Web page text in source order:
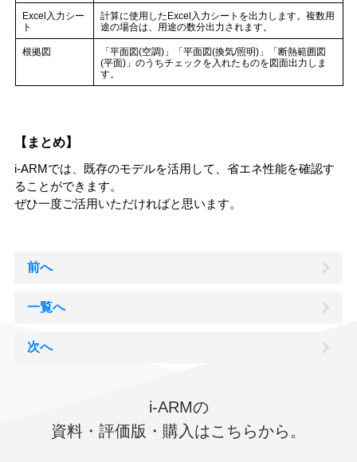
Excel入力シー
ト
計算に使用したExcel入力シートを出力します。複数用
途の場合は、用途の数分出力されます。
根拠図
「平面図(空調)」「平面図(換気/照明)」「断熱範囲図
(平面)」のうちチェックを入れたものを 図面出力し ま
す。
【まとめ】
i-ARMでは、既存のモデルを活用して、省エネ性能を確認す
ることができます。
ぜひ一度ご活用いただければと思います。
前へ
一覧へ
次へ
i-ARMの
資料・評価版・購入はこちらから。